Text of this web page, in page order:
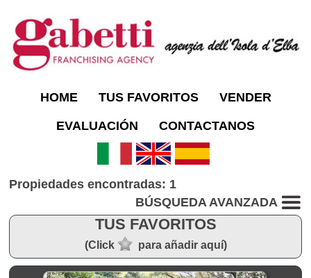
HOME TUS FAVORITOS VENDER
EVALUACIÓN CONTACTANOS
Propiedades encontradas: 1
BÚSQUEDA AVANZADA
TUS FAVORITOS
(Click para añadir aquí)